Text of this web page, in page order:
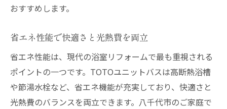
おすすめします。
省エネ性能で快適さと光熱費を両立
省エネ性能は、現代の浴室リフォームで最も重視される
ポイントの一つです。TOTOユニットバスは高断熱浴槽
や節湯水栓など、省エネ機能が充実しており、快適さと
光熱費のバランスを両立できます。八千代市のご家庭で